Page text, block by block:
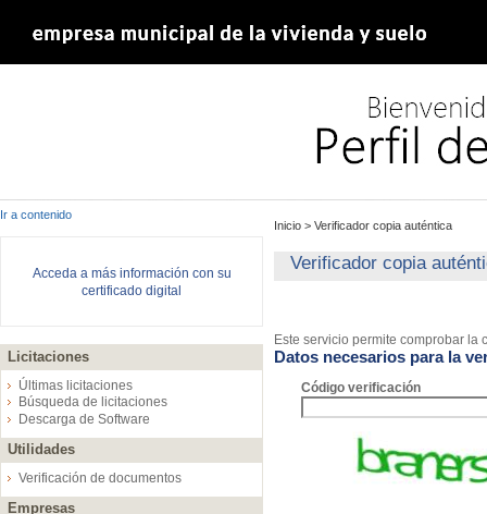
Ir a contenido
Acceda a más información con su
certificado digital
Licitaciones
Últimas licitaciones
Búsqueda de licitaciones
Descarga de Software
Utilidades
Verificación de documentos
Empresas
Inicio > Verificador copia auténtica
Verificador copia
Este servicio permite comprobar
Datos necesarios para la
Código verificación